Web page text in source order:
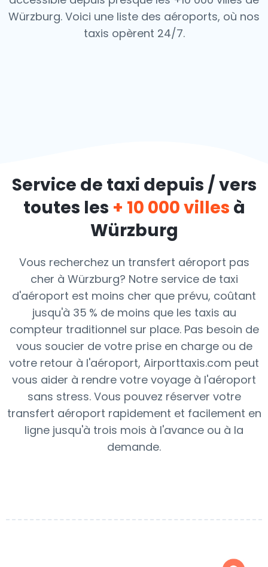
Würzburg. Voici une liste des aéroports, où nos
taxis opèrent 24/7.
Service de taxi depuis / vers
toutes les + 10 000 villes à
Würzburg
Vous recherchez un transfert aéroport pas
cher à Würzburg? Notre service de taxi
d'aéroport est moins cher que prévu, coûtant
jusqu'à 35 % de moins que les taxis au
compteur traditionnel sur place. Pas besoin de
vous soucier de votre prise en charge ou de
votre retour à l'aéroport, Airporttaxis.com peut
vous aider à rendre votre voyage à l'aéroport
sans stress. Vous pouvez réserver votre
transfert aéroport rapidement et facilement en
ligne jusqu'à trois mois à l'avance ou à la
demande.